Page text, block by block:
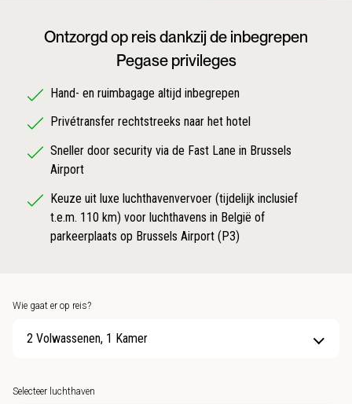
Ontzorgd op reis dankzij de inbegrepen
Pegase privileges
Hand- en ruimbagage altijd inbegrepen
Privétransfer rechtstreeks naar het hotel
Sneller door security via de Fast Lane in Brussels
Airport
Keuze uit luxe luchthavenvervoer (tijdelijk inclusief
t.e.m. 110 km) voor luchthavens in België of
parkeerplaats op Brussels Airport (P3)
Wie gaat er op reis?
2 Volwassenen, 1 Kamer
Selecteer luchthaven